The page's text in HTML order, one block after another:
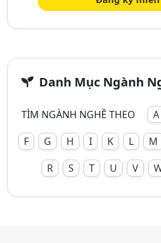
Danh Mục Ngành
TÌM NGÀNH NGHỀ THEO A
F
G H I K L M
R
S T U V